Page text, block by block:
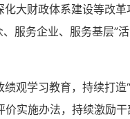
大财政体系建设等改
服务企业、服务基层”
观学习教育，持续打
实施办法，持续激励